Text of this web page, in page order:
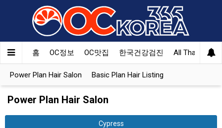
홈 OC정보 OC맛집 한국건강검진 All That Korea
Power Plan Hair Salon Basic Plan Hair Listing
Power Plan Hair Salon
Cypress